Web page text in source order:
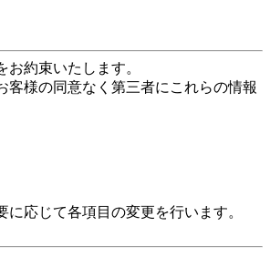
約束いたします。
様の同意なく第三者にこれらの情報
応じて各項目の変更を行います。